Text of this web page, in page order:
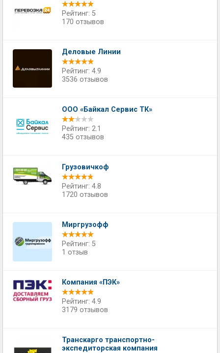
Рейтинг: 5
170 отзывов
Деловые Линии
Рейтинг: 4.9
3536 отзывов
ООО «Байкал Сервис ТК»
Рейтинг: 2.1
435 отзывов
Грузовичкоф
Рейтинг: 4.8
1720 отзывов
Миргрузофф
Рейтинг: 5
1 отзыв
Компания «ПЭК»
Рейтинг: 4.9
3179 отзывов
Транскарго транспортно-
экспедиторская компания